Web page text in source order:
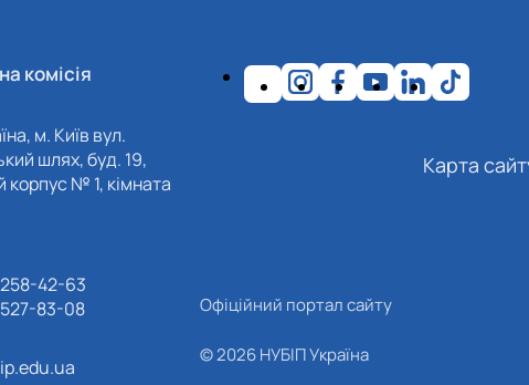
комісія
м. Київ вул.
шлях, буд. 19,
корпус № 1, кімната
42-63
83-08
Карта
Офіційний портал сайту
© 2026 НУБІП Україна